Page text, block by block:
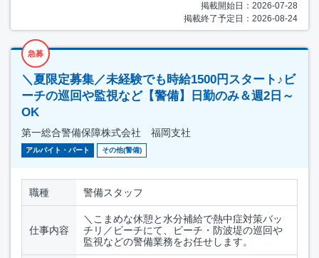
掲載開始日：2026-07-28
掲載終了予定日：2026-08-24
急募
＼夏限定募集／未経験でも時給1500円スタート♪ビ
ーチの巡回や監視など【警備】日勤のみ＆週2日～
OK
第一総合警備保障株式会社 福岡支社
アルバイト・パート その他(警備)
職種 警備スタッフ
仕事内容
＼こまめな休憩と水分補給で熱中症対策バッ
チリ／ビーチにて、ビーチ・防波堤の巡回や
監視などの警備業務をお任せします。